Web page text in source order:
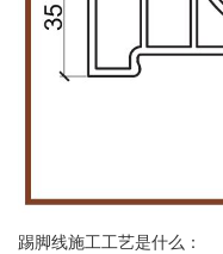
踢脚线施工工艺是什么：